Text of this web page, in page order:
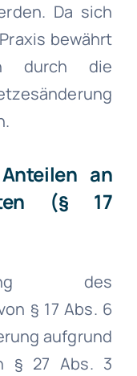
Da sich
bewährt
durch die
an
(§ 17
des
§ 17 Abs. 6
aufgrund
§ 27 Abs. 3